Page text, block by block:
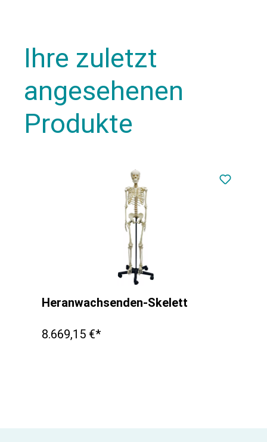
Ihre zuletzt
angesehenen
Produkte
Heranwachsenden-Skelett
8.669,15 €*